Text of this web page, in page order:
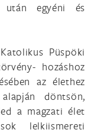
után egyéni és
Püspöki
hozáshoz
az élethez
döntsön,
a magzati élet
lelkiismereti